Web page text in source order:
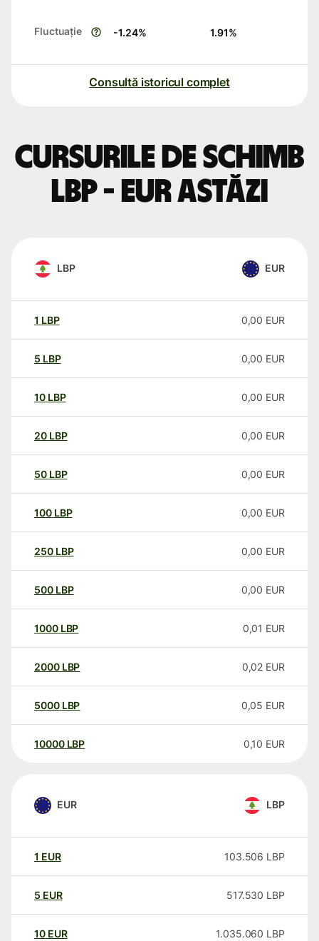
Fluctuație -1.24% 1.91%
Consultă istoricul complet
Cursurile de schimb
LBP - EUR astăzi
LBP EUR
1 LBP 0,00 EUR
5 LBP 0,00 EUR
10 LBP 0,00 EUR
20 LBP 0,00 EUR
50 LBP 0,00 EUR
100 LBP 0,00 EUR
250 LBP 0,00 EUR
500 LBP 0,00 EUR
1000 LBP 0,01 EUR
2000 LBP 0,02 EUR
5000 LBP 0,05 EUR
10000 LBP 0,10 EUR
EUR LBP
1 EUR 103.506 LBP
5 EUR 517.530 LBP
10 EUR 1.035.060 LBP